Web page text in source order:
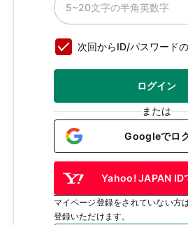
次回からID/パスワード
ログイン
または
Googleでロ
Yahoo! JAPAN ID
マイページ登録をされていない方
登録いただけます。